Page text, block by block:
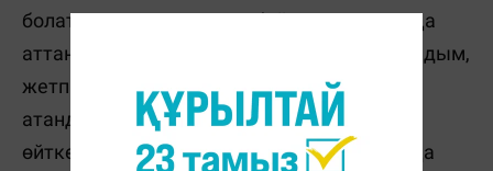
болатын. Сол жолда ерінбей, жаяу Бағдатқа
аттандым, әлемнің көптеген елдерінде болдым,
жетпіс тіл игердім, әлемдегі Екінші ұстаз
атандым. Қазір сендер бақыттысыңдар,
өйткені оқимын, білімді игерем деген жасқа